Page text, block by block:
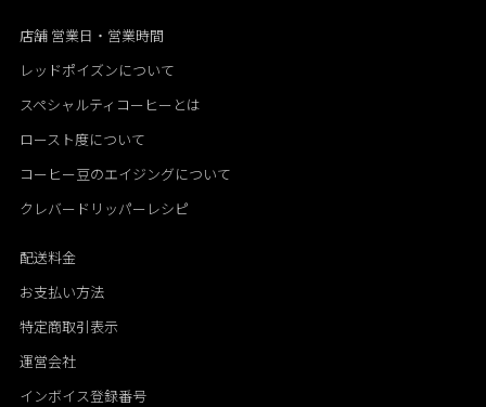
店舗 営業日・営業時間
レッドポイズンについて
スペシャルティコーヒーとは
ロースト度について
コーヒー豆のエイジングについて
クレバードリッパーレシピ
配送料金
お支払い方法
特定商取引表示
運営会社
インボイス登録番号